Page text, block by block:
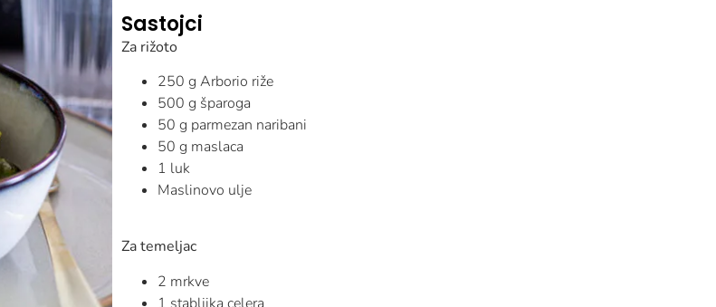
Sastojci
Za rižoto
250 g Arborio riže
500 g šparoga
50 g parmezan naribani
50 g maslaca
1 luk
Maslinovo ulje
Za temeljac
2 mrkve